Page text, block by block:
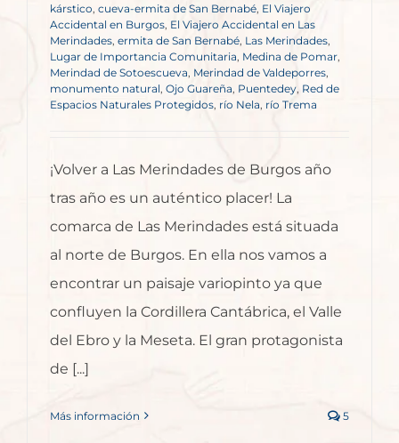
kárstico, cueva-ermita de San Bernabé, El Viajero
Accidental en Burgos, El Viajero Accidental en Las
Merindades ermita de San Bernabé Las Merindades,
Lugar de Importancia Comunitaria Medina de Pomar,
Merindad de Sotoescueva Merindad de Valdeporres
monumento natural Ojo Guareña Puentedey Red de
Espacios Naturales Protegidos río Nela río Trema
¡Volver a Las Merindades de Burgos año
tras año es un auténtico placer! La
comarca de Las Merindades está situada
al norte de Burgos. En ella nos vamos a
encontrar un paisaje variopinto ya que
confluyen la Cordillera Cantábrica, el Valle
del Ebro y la Meseta. El gran protagonista
de [...]
Más información 5